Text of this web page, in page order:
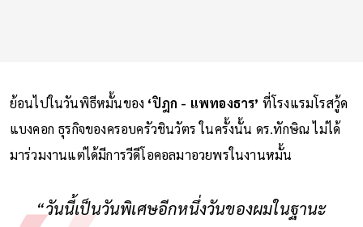
ย้อนไปในวันพิธีหมั้นของ ‘ปิฎก - แพทองธาร’ ที่โรงแรมโรสวู้ด
แบงคอก ธุรกิจของครอบครัวชินวัตร ในครั้งนั้น ดร.ทักษิณ ไม่ได้
มาร่วมงานแต่ได้มีการวีดีโอคอลมาอวยพรในงานหมั้น
“วันนี้เป็นวันพิเศษอีกหนึ่งวันของผมในฐานะ